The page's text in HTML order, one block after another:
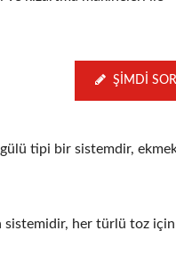
ŞIMDI
tipi bir sistemdir, ekmek
sistemidir, her türlü toz